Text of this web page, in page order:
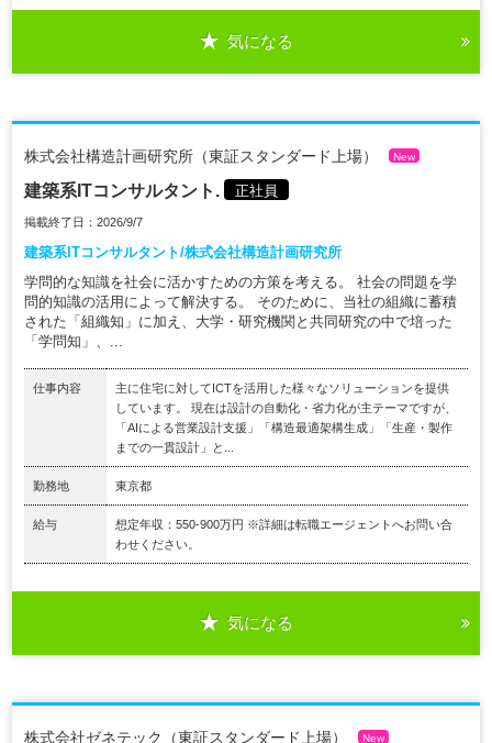
気になる
株式会社構造計画研究所（東証スタンダード上場） New
建築系ITコンサルタント. 正社員
掲載終了日：2026/9/7
建築系ITコンサルタント/株式会社構造計画研究所
学問的な知識を社会に活かすための方策を考える。 社会の問題を学
問的知識の活用によって解決する。 そのために、当社の組織に蓄積
された「組織知」に加え、大学・研究機関と共同研究の中で培った
「学問知」、...
仕事内容
主に住宅に対してICTを活用した様々なソリューションを提供
しています。 現在は設計の自動化・省力化が主テーマですが、
「AIによる営業設計支援」「構造最適架構生成」「生産・製作
までの一貫設計」と...
勤務地 東京都
給与
想定年収：550-900万円 ※詳細は転職エージェントへお問い合
わせください。
気になる
株式会社ゼネテック（東証スタンダード上場） New